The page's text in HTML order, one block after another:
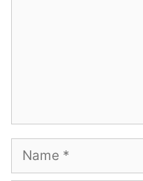
Name